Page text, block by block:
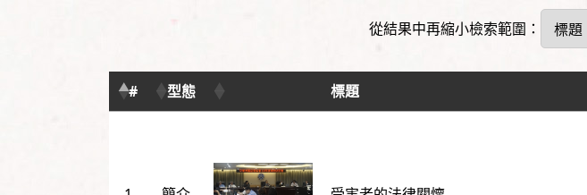
從結果中再縮小檢索範圍：
# 型態 標題